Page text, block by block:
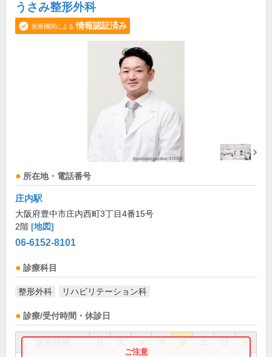
うさみ整形外科
医療機関による 情報認証済み
所在地・電話番号
庄内駅
大阪府豊中市庄内西町3丁目4番15号
2階 [地図]
06-6152-8101
診療科目
整形外科 リハビリテーション科
診療/受付時間・休診日
祝